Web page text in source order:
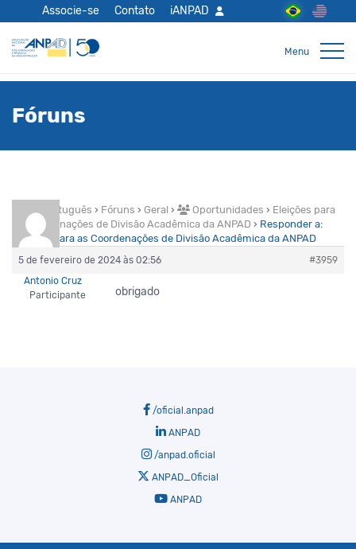
Associe-se Contato iANPAD
Fóruns
Home Português › Fóruns › Geral › Oportunidades › Eleições para
as Coordenações de Divisão Acadêmica da ANPAD › Responder a:
Eleições para as Coordenações de Divisão Acadêmica da ANPAD
5 de fevereiro de 2024 às 02:56
#3959
Antonio Cruz
Participante
obrigado
/oficial.anpad
ANPAD
/anpad.oficial
ANPAD_Oficial
ANPAD